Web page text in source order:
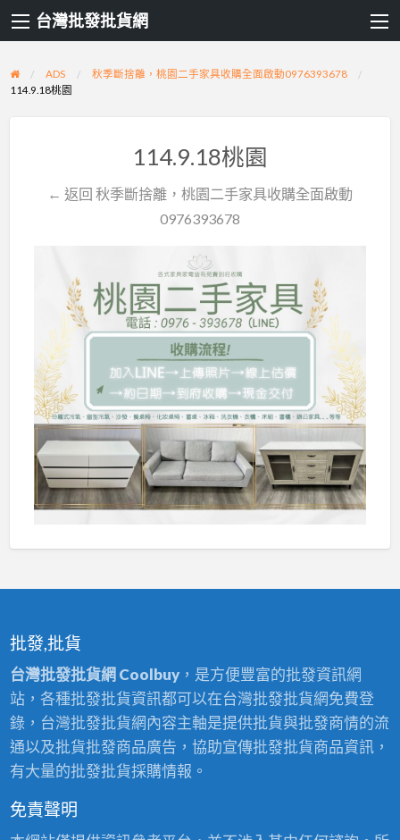
台灣批發批貨網
ADS
秋季斷捨離，桃園二手家具收購全面啟動0976393678
114.9.18桃園
114.9.18桃園
← 返回 秋季斷捨離，桃園二手家具收購全面啟動
0976393678
批發,批貨
台灣批發批貨網 Coolbuy，是方便豐富的批發資訊網
站，各種批發批貨資訊都可以在台灣批發批貨網免費登
錄，台灣批發批貨網內容主軸是提供批貨與批發商情的流
通以及批貨批發商品廣告，協助宣傳批發批貨商品資訊，
有大量的批發批貨採購情報。
免責聲明